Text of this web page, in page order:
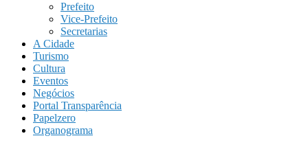
Prefeito
Vice-Prefeito
Secretarias
A Cidade
Turismo
Cultura
Eventos
Negócios
Portal Transparência
Papelzero
Organograma